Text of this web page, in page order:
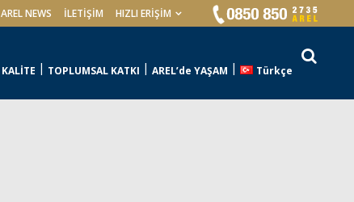
AREL NEWS İLETIŞIM HIZLI ERİŞİM
KALİTE TOPLUMSAL KATKI AREL’de YAŞAM Türkçe